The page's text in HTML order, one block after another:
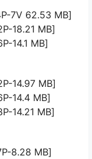
7V 62.53 MB]
18.21 MB]
14.1 MB]
14.97 MB]
14.4 MB]
14.21 MB]
8.28 MB]